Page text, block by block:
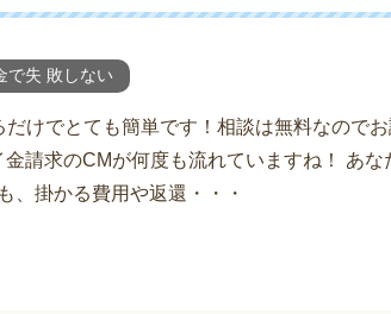
で失 敗しない
けでとても簡単です！相談は無料なので
請求のCMが何度も流れていますね！ あな
、掛かる費用や返還・・・